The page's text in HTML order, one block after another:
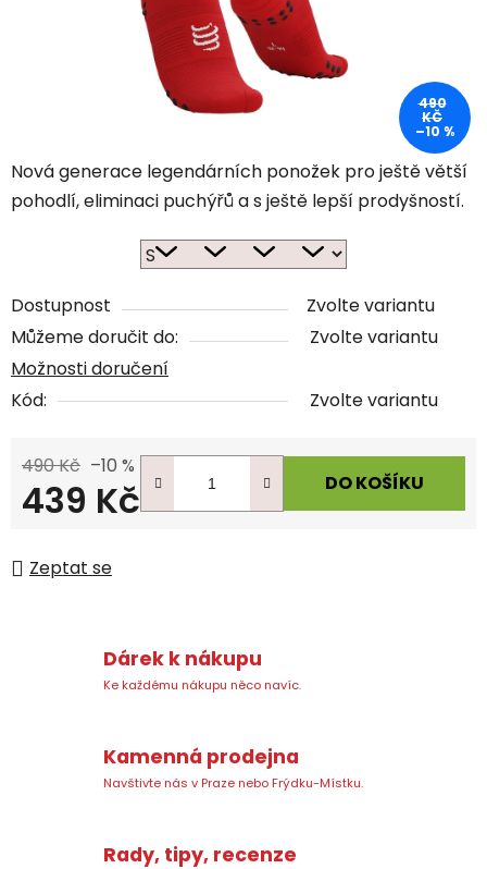
Nová generace legendárních ponožek pro ještě větší
pohodlí, eliminaci puchýřů a s ještě lepší prodyšností.
Dostupnost
Zvolte variantu
Můžeme doručit do:
Zvolte variantu
Možnosti doručení
Kód:
Zvolte variantu
490 Kč –10 %
439 Kč DO KOŠÍKU
Zeptat se
490
KČ
–10 %
Dárek k nákupu
Ke každému nákupu něco navíc.
Kamenná prodejna
Navštivte nás v Praze nebo Frýdku-Místku.
Rady, tipy, recenze